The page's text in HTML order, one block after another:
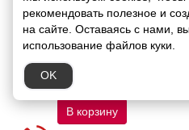
Керамогранит Art &
Natura Moderno Stucco
STR Terra Strutturato 5,5
mm 60х120
Код товара:
3570.21 руб.
В корзину
рекомендовать полезное и
на сайте. Оставаясь с нами,
использование файлов куки.
OK